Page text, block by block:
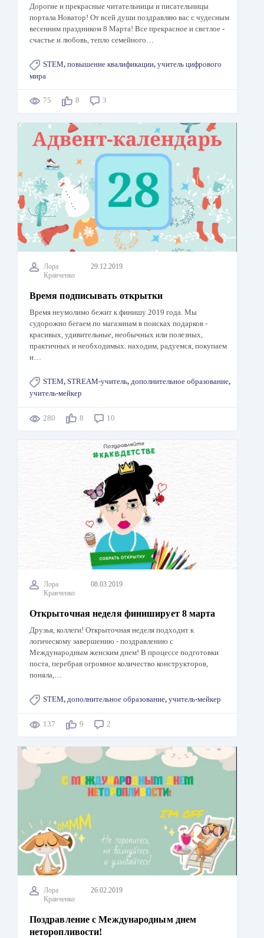
Дорогие и прекрасные читательницы и писательницы
портала Новатор! От всей души поздравляю вас с чудесным
весенним праздником 8 Марта! Все прекрасное и светлое -
счастье и любовь, тепло семейного…
STEM, повышение квалификации, учитель цифрового
мира
75 8 3
Лора
Кравченко
29.12.2019
Время подписывать открытки
Время неумолимо бежит к финишу 2019 года. Мы
судорожно бегаем по магазинам в поисках подарков -
красивых, удивительные, необычных или полезных,
практичных и необходимых. находим, радуемся, покупаем
и…
STEM, STREAM-учитель, дополнительное образование,
учитель-мейкер
280 8 10
Лора
Кравченко
08.03.2019
Открыточная неделя финиширует 8 марта
Друзья, коллеги! Открыточная неделя подходит к
логическому завершению - поздравлению с
Международным женским днем! В процессе подготовки
поста, перебрав огромное количество конструкторов,
поняла,…
STEM, дополнительное образование, учитель-мейкер
137 9 2
Лора
Кравченко
26.02.2019
Поздравление с Международным днем
неторопливости!